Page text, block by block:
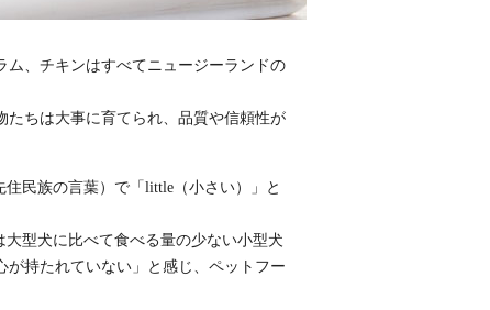
ム、チキンはすべてニュージーランドの
ちは大事に育てられ、品質や信頼性が
民族の言葉）で「little（小さい）」と
型犬に比べて食べる量の少ない小型犬
持たれていない」と感じ、ペットフー